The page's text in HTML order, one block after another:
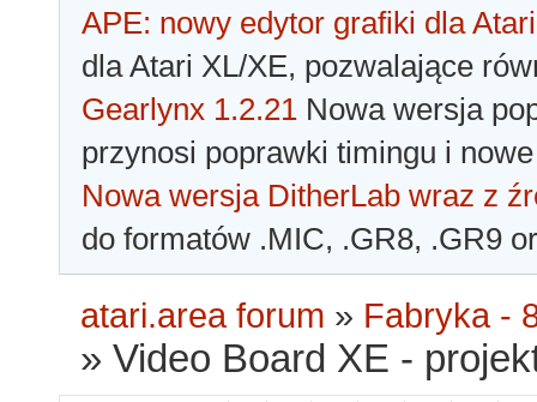
APE: nowy edytor grafiki dla Atari
dla Atari XL/XE, pozwalające
Gearlynx 1.2.21 Nowa wersja
przynosi poprawki timingu i
Nowa wersja DitherLab wraz z
do formatów .MIC, .GR8, .GR9
atari.area forum » Fabryka -
»Video Board XE -